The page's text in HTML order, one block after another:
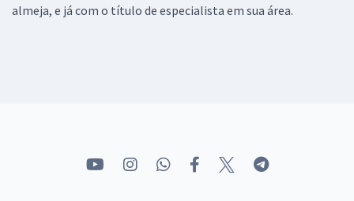
almeja, e já com o título de especialista em sua área.